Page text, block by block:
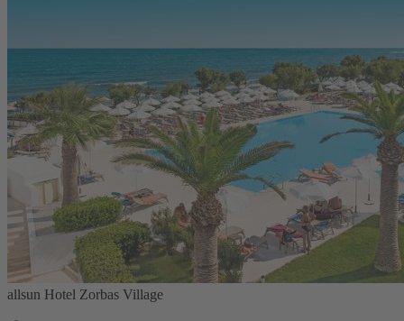
allsun Hotel Zorbas Village